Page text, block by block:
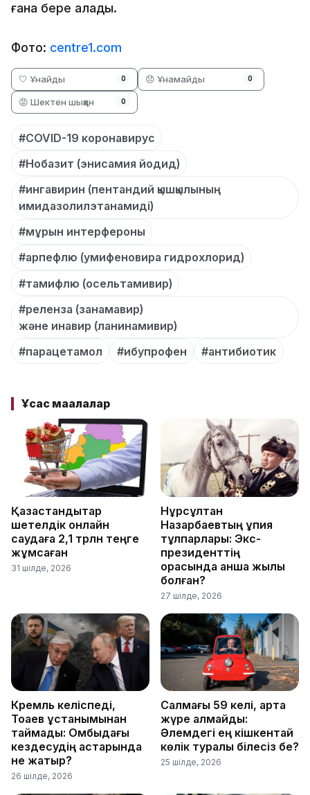
ғана бере алады.
Фото: centre1.com
🤍 Ұнайды 0 😞 Ұнамайды 0
😡 Шектен шыққан 0
#COVID-19 коронавирус
#Нобазит (энисамия йодид)
#ингавирин (пентандий қышқылының
имидазолилэтанамиді)
#мұрын интерфероны
#арпефлю (умифеновира гидрохлорид)
#тамифлю (осельтамивир)
#реленза (занамавир)
және инавир (ланинамивир)
#парацетамол
#ибупрофен #антибиотик
Ұқсас мақалалар
Қазақстандықтар
шетелдік онлайн
саудаға 2,1 трлн теңге
жұмсаған
31 шілде, 2026
Нұрсұлтан
Назарбаевтың құпия
тұлпарлары: Экс-
президенттің
қорасында қанша жылқы
болған?
27 шілде, 2026
Кремль келіспеді,
Тоқаев ұстанымынан
таймады: Омбыдағы
кездесудің астарында
не жатыр?
26 шілде, 2026
Салмағы 59 келі, артқа
жүре алмайды:
Әлемдегі ең кішкентай
көлік туралы білесіз бе?
25 шілде, 2026